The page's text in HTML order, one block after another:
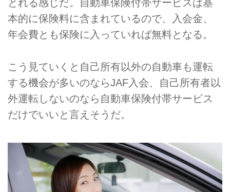
とれる感じだ。自動車保険付帯サービスは基
本的に保険料に含まれているので、入会金、
年会費とも保険に入っていれば無料となる。
こう見ていくと自己所有以外の自動車も運転
する機会が多いのならJAF入会、自己所有者以
外運転しないのなら自動車保険付帯サービス
だけでいいと言えそうだ。